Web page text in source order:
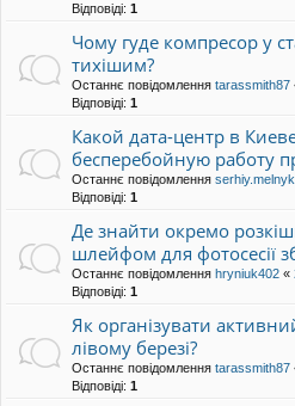
Відповіді: 1
Чому гуде компресор у
тихішим?
Останнє повідомлення tarassmith87
Відповіді: 1
Какой дата-центр в
бесперебойную работу
Останнє повідомлення
Відповіді: 1
Де знайти окремо
шлейфом для фотосесії
Останнє повідомлення hryniuk402 «
Відповіді: 1
Як організувати
лівому березі?
Останнє повідомлення tarassmith87
Відповіді: 1